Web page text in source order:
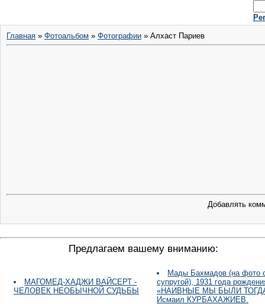
Главная » Фотоальбом » Фотографии » Алхаст Париев
Добавлять
Предлагаем вашему вниманию:
МАГОМЕД-ХАДЖИ ВАЙСЕРТ -
ЧЕЛОВЕК НЕОБЫЧНОЙ СУДЬБЫ
Мады Бахмадов (на фото
супругой), 1931 года
«НАИВНЫЕ МЫ БЫЛИ
Исмаил КУРБАХАЖИЕВ.